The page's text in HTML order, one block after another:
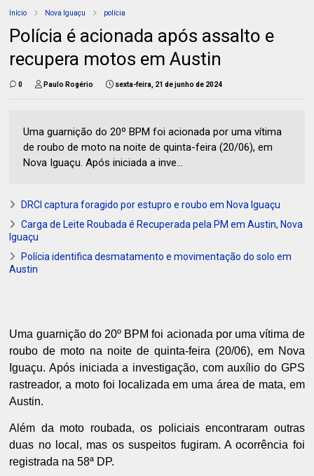
Início Nova Iguaçu polícia
Polícia é acionada após assalto e
recupera motos em Austin
0 Paulo Rogério sexta-feira, 21 de junho de 2024
Uma guarnição do 20º BPM foi acionada por uma vítima
de roubo de moto na noite de quinta-feira (20/06), em
Nova Iguaçu. Após iniciada a inve...
DRCI captura foragido por estupro e roubo em Nova Iguaçu
Carga de Leite Roubada é Recuperada pela PM em Austin, Nova
Iguaçu
Polícia identifica desmatamento e movimentação do solo em
Austin
Uma guarnição do 20º BPM foi acionada por uma vítima de
roubo de moto na noite de quinta-feira (20/06), em Nova
Iguaçu. Após iniciada a investigação, com auxílio do GPS
rastreador, a moto foi localizada em uma área de mata, em
Austin.
Além da moto roubada, os policiais encontraram outras
duas no local, mas os suspeitos fugiram. A ocorrência foi
registrada na 58ª DP.